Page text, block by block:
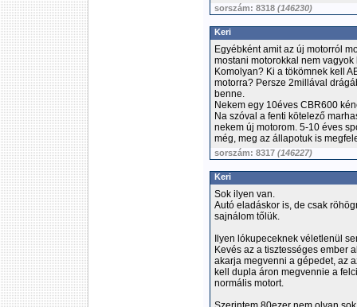
sorszám: 8318 (146230)
Keri
Egyébként amit az új motorról
mostani motorokkal nem vagyok
Komolyan? Ki a tökömnek kell
motorra? Persze 2millával
benne.
Nekem egy 10éves CBR600
Na szóval a fenti kötelező
nekem új motorom. 5-10 éves
még, meg az állapotuk is
sorszám: 8317 (146227)
Keri
Sok ilyen van.
Autó eladáskor is, de csak
sajnálom tőlük.
Ilyen lókupeceknek véletlenül
Kevés az a tisztességes ember
akarja megvenni a gépedet, az
kell dupla áron megvennie a
normális motort.